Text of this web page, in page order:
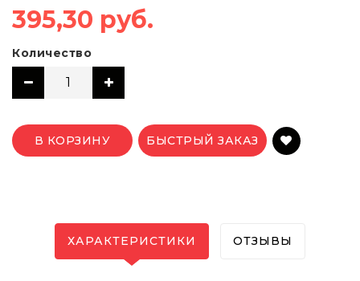
395,30 руб.
Количество
В КОРЗИНУ БЫСТРЫЙ ЗАКАЗ
ХАРАКТЕРИСТИКИ ОТЗЫВЫ